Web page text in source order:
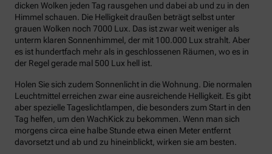
dicken Wolken jeden Tag rausgehen und dabei ab und zu in den
Himmel schauen. Die Helligkeit draußen beträgt selbst unter
grauen Wolken noch 7000 Lux. Das ist zwar weit weniger als
unterm klaren Sonnenhimmel, der mit 100.000 Lux strahlt. Aber
es ist hundertfach mehr als in geschlossenen Räumen, wo es in
der Regel gerade mal 500 Lux hell ist.
Holen Sie sich zudem Sonnenlicht in die Wohnung. Die normalen
Leuchtmittel erreichen zwar eine ausreichende Helligkeit. Es gibt
aber spezielle Tageslichtlampen, die besonders zum Start in den
Tag helfen, um den WachKick zu bekommen. Wenn man sich
morgens circa eine halbe Stunde etwa einen Meter entfernt
davorsetzt und ab und zu hineinblickt, wirken sie am besten.